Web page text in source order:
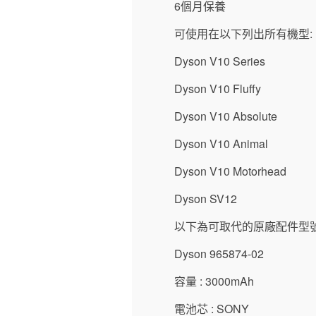
6個月保養
可使用在以下列出所有機型:
Dyson V10 Series
Dyson V10 Fluffy
Dyson V10 Absolute
Dyson V10 Animal
Dyson V10 Motorhead
Dyson SV12
以下為可取代的原廠配件型
Dyson 965874-02
容量 : 3000mAh
電池芯 : SONY